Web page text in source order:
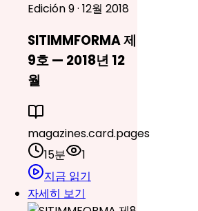
Edición 9 · 12월 2018
SITIMMFORMA 제
9호 — 2018년 12
월
magazines.card.pages
15분
1
지금 읽기
자세히 보기